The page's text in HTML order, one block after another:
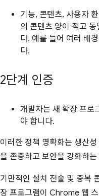
기능, 콘텐츠, 사용자
의 콘텐츠 양이 적고
다. 예를 들어 여러 배
다.
2단계 인증
개발자는 새 확장 프로
야 합니다.
이러한 정책 명확화는 생산
을 존중하고 보안을 강화하
기만적인 설치 전술 및 중복
장 프로그램이 Chrome 웹